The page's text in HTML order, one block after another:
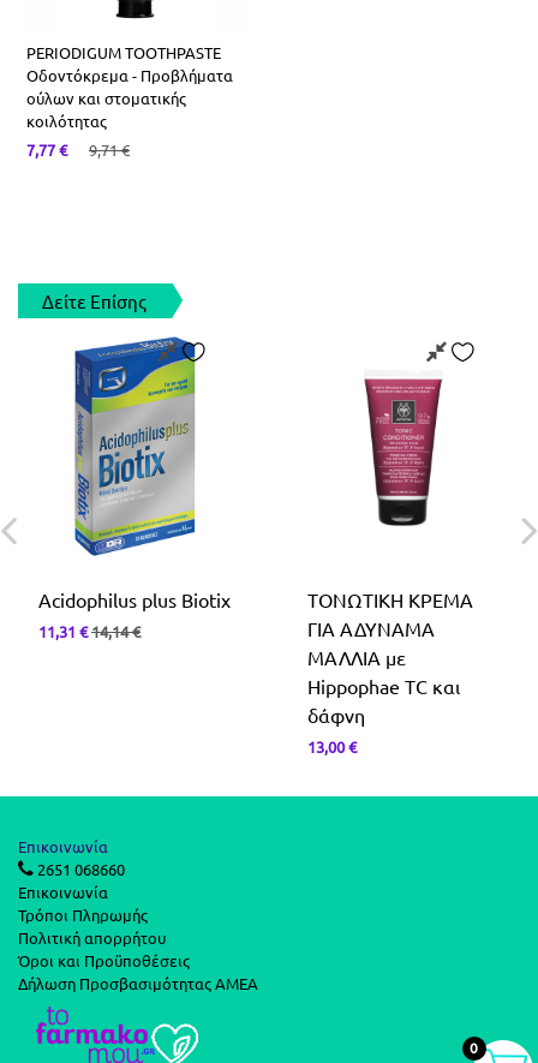
PERIODIGUM TOOTHPASTE
Οδοντόκρεμα - Προβλήματα
ούλων και στοματικής
κοιλότητας
7,77€ 9,71€
Δείτε Επίσης
Acidophilus plus Biotix
11,31 €14,14€
ΤONΩΤΙΚΗ ΚΡΕΜΑ
ΓΙΑ ΑΔΥΝΑΜΑ
ΜΑΛΛΙΑ με
Hippophae TC και
δάφνη
13,00€
Επικοινωνία
2651 068660
Επικοινωνία
Τρόποι Πληρωμής
Πολιτική απορρήτου
Όροι και Προϋποθέσεις
Δήλωση Προσβασιμότητας ΑΜΕΑ
0